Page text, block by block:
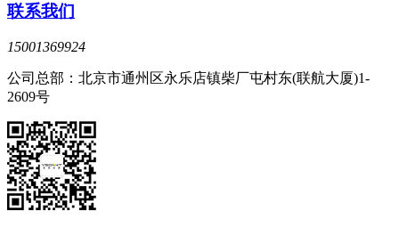
联系我们
15001369924
公司总部：北京市通州区永乐店镇柴厂屯村东(联航大厦)1-
2609号